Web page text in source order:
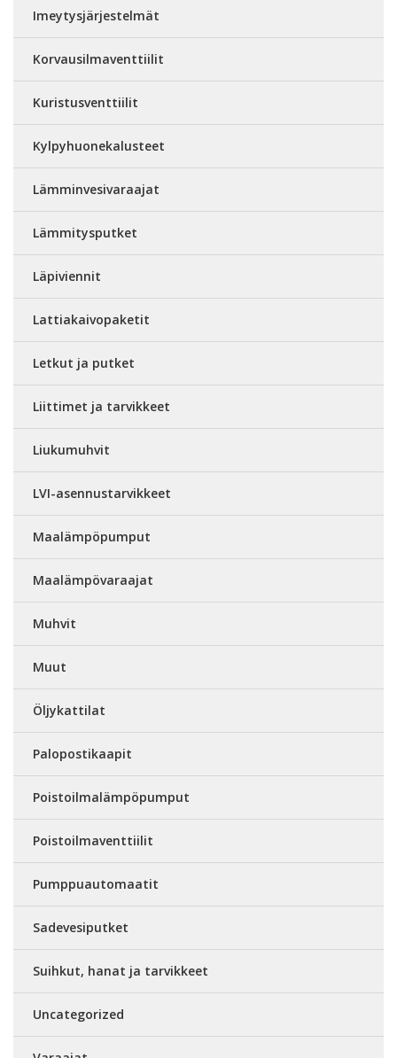
Imeytysjärjestelmät
Korvausilmaventtiilit
Kuristusventtiilit
Kylpyhuonekalusteet
Lämminvesivaraajat
Lämmitysputket
Läpiviennit
Lattiakaivopaketit
Letkut ja putket
Liittimet ja tarvikkeet
Liukumuhvit
LVI-asennustarvikkeet
Maalämpöpumput
Maalämpövaraajat
Muhvit
Muut
Öljykattilat
Palopostikaapit
Poistoilmalämpöpumput
Poistoilmaventtiilit
Pumppuautomaatit
Sadevesiputket
Suihkut, hanat ja tarvikkeet
Uncategorized